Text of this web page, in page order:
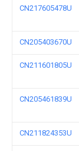
CN217605478U
CN205403670U
CN211601805U
CN205461839U
CN211824353U